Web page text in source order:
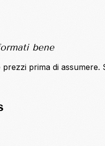
bene
prima di assumere.